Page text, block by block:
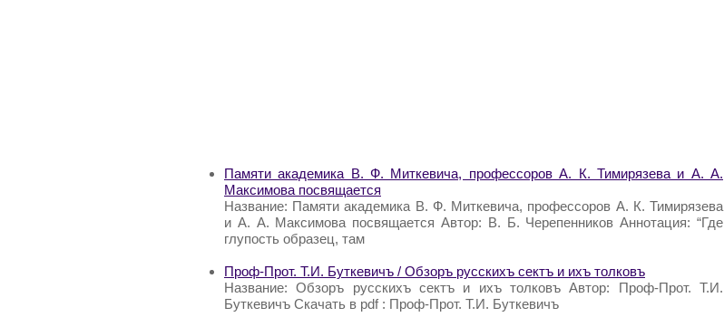
Памяти академика В. Ф. Миткевича, профессоров А. К. Тимирязева и А. А.
Максимова посвящается
Название: Памяти академика В. Ф. Миткевича, профессоров А. К. Тимирязева
и А. А. Максимова посвящается Автор: В. Б. Черепенников Аннотация: “Где
глупость образец, там
Проф-Прот. Т.И. Буткевичъ / Обзоръ русскихъ сектъ и ихъ толковъ
Название: Обзоръ русскихъ сектъ и ихъ толковъ Автор: Проф-Прот. Т.И.
Буткевичъ Скачать в pdf : Проф-Прот. Т.И. Буткевичъ